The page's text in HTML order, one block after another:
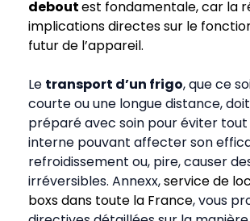
deboutest fondamentale, car la
implications directes sur le
futur de l’appareil.
Le transport d’un frigo, que ce
courte ou une longue distance,
préparé avec soin pour éviter
interne pouvant affecter son
refroidissement ou, pire, causer
irréversibles. Annexx,service de
boxs dans toute la France, vous